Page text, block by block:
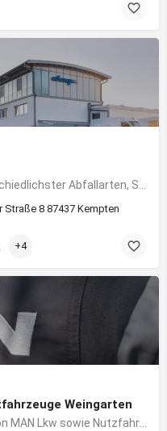
Straße 8 87437 Kempten
+4
Weingarten